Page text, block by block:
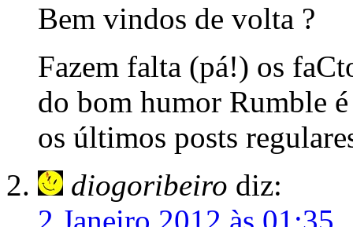
Bem vindos de volta ?
Fazem falta (pá!) os
do bom humor Rumble
os últimos posts
diogoribeiro diz:
2 Janeiro 2012 às 01:35